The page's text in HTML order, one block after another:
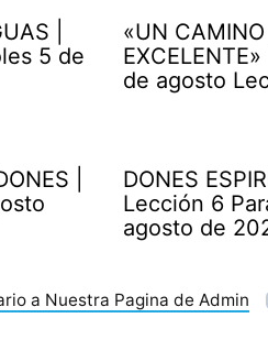
|
5 de
«UN
de agosto
|
DONES
Lección 6
agosto de
a Nuestra Pagina de Admin